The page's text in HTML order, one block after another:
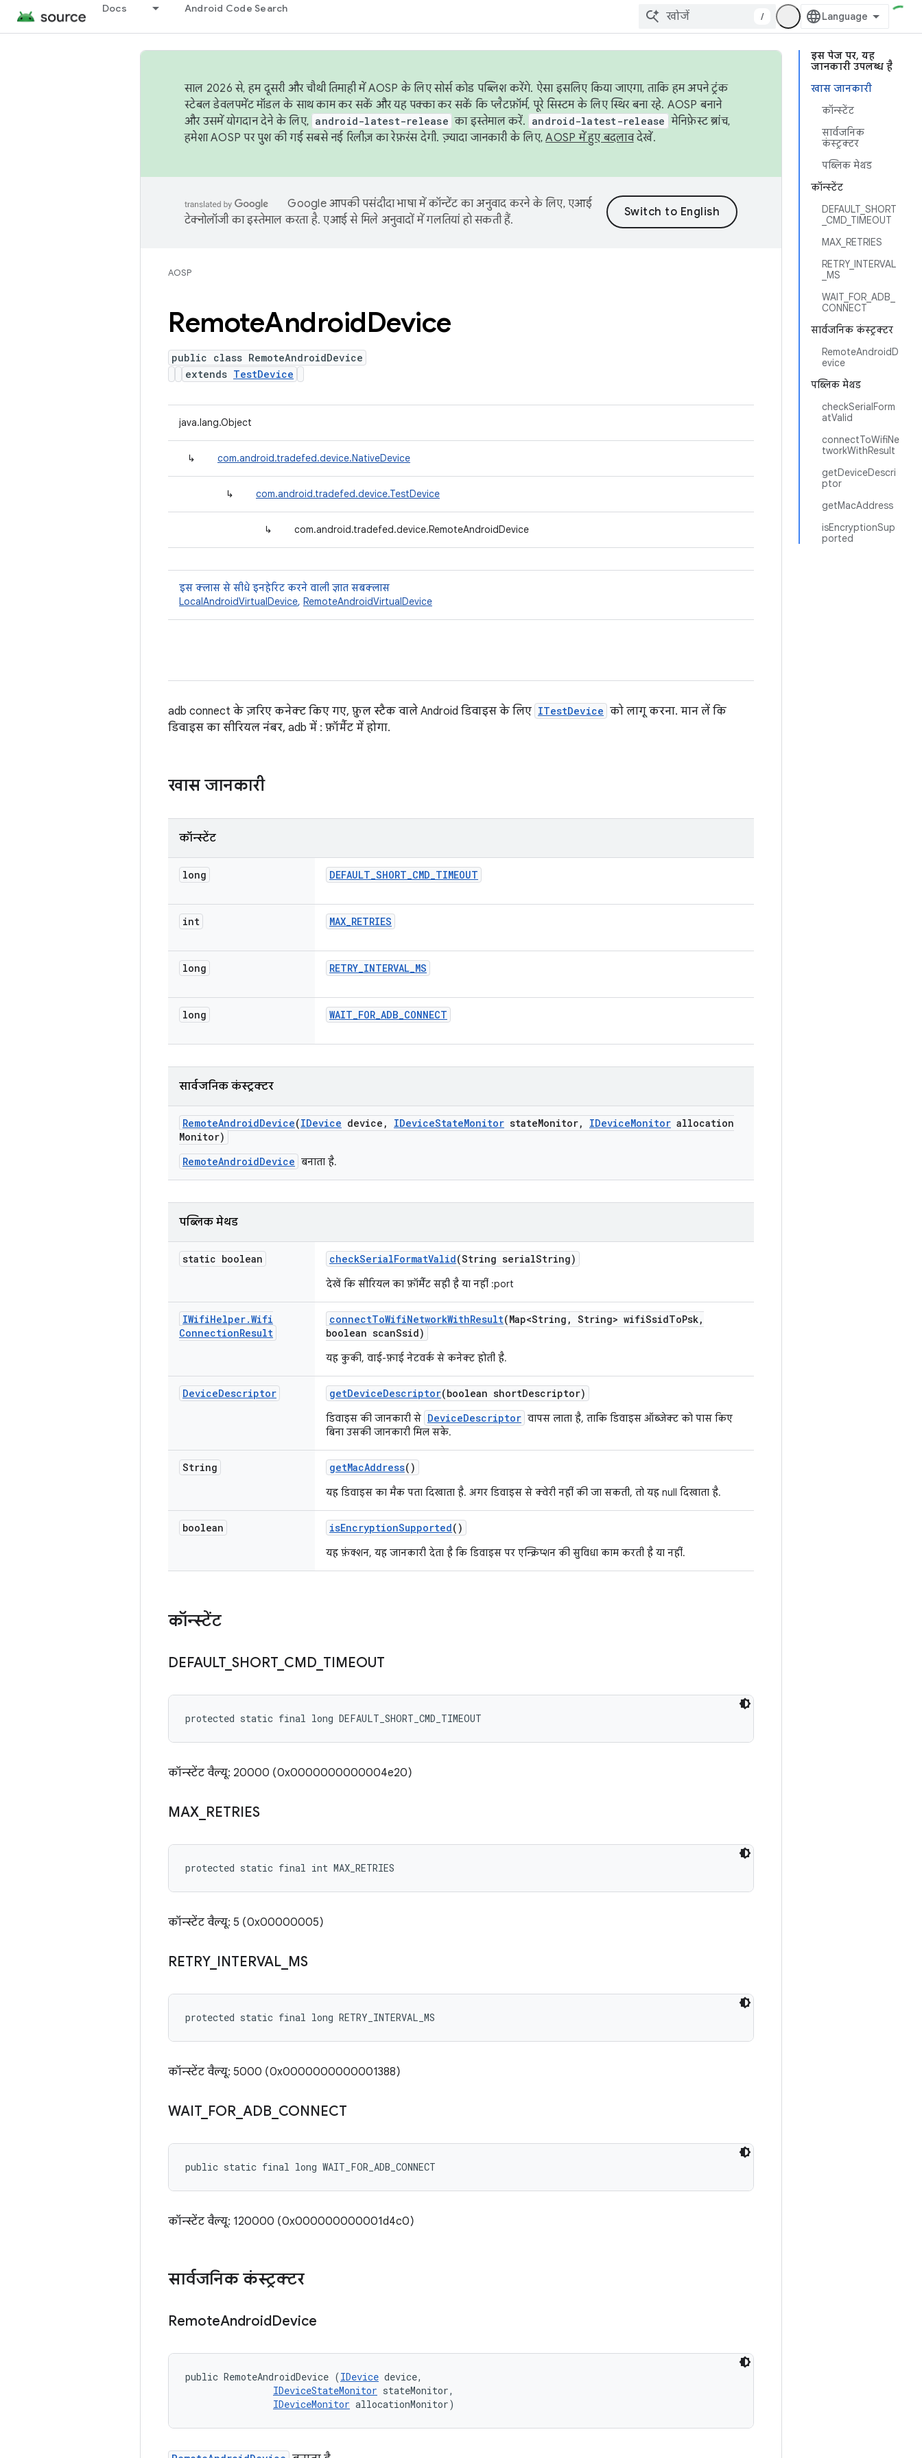
Docs Android Code Search
/
इस पेज पर, यह
जानकारी उपलब्ध है
खास जानकारी
कॉन्स्टेंट
सार्वजनिक
कंस्ट्रक्टर
पब्लिक मेथड
कॉन्स्टेंट
DEFAULT_SHORT
_CMD_TIMEOUT
MAX_RETRIES
RETRY_INTERVAL
_MS
WAIT_FOR_ADB_
CONNECT
सार्वजनिक कंस्ट्रक्टर
RemoteAndroidD
evice
पब्लिक मेथड
checkSerialForm
atValid
connectToWifiNe
tworkWithResult
getDeviceDescri
ptor
getMacAddress
isEncryptionSup
ported
साल 2026 से, हम दूसरी और चौथी तिमाही में AOSP के लिए सोर्स कोड पब्लिश करेंगे. ऐसा इसलिए किया जाएगा, ताकि हम अपने ट्रंक
स्टेबल डेवलपमेंट मॉडल के साथ काम कर सकें और यह पक्का कर सकें कि प्लैटफ़ॉर्म, पूरे सिस्टम के लिए स्थिर बना रहे. AOSP बनाने
और उसमें योगदान देने के लिए, android-latest-release का इस्तेमाल करें. android-latest-release मेनिफ़ेस्ट ब्रांच,
हमेशा AOSP पर पुश की गई सबसे नई रिलीज़ का रेफ़रंस देगी. ज़्यादा जानकारी के लिए,AOSP में हुए बदलावदेखें.
Google आपकी पसंदीदा भाषा में कॉन्टेंट का अनुवाद करने के लिए, एआई
टेक्नोलॉजी का इस्तेमाल करता है. एआई से मिले अनुवादों में गलतियां हो सकती हैं.
AOSP
RemoteAndroidDevice
public class RemoteAndroidDevice
extends TestDevice
java.lang.Object
↳ com.android.tradefed.device.NativeDevice
↳ com.android.tradefed.device.TestDevice
↳ com.android.tradefed.device.RemoteAndroidDevice
इस क्लास से सीधे इनहेरिट करने वाली ज्ञात सबक्लास
LocalAndroidVirtualDevice, RemoteAndroidVirtualDevice
adb connect के ज़रिए कनेक्ट किए गए, फ़ुल स्टैक वाले Android डिवाइस के लिए ITestDevice को लागू करना. मान लें कि
डिवाइस का सीरियल नंबर, adb में : फ़ॉर्मैट में होगा.
खास जानकारी
कॉन्स्टेंट
long DEFAULT_SHORT_CMD_TIMEOUT
int MAX_RETRIES
long RETRY_INTERVAL_MS
long WAIT_FOR_ADB_CONNECT
सार्वजनिक कंस्ट्रक्टर
RemoteAndroidDevice(IDevice device , IDeviceStateMonitor stateMonitor, IDeviceMonitor allocation
Monitor)
RemoteAndroidDevice बनाता है.
पब्लिक मेथड
static boolean checkSerialFormatValid(String serialString)
देखें कि सीरियल का फ़ॉर्मैट सही है या नहीं :port
IWifiHelper.Wifi
ConnectionResult
connectToWifiNetworkWithResult(Map<String , String> wifiSsidToPsk,
boolean scanSsid)
यह कुकी, वाई-फ़ाई नेटवर्क से कनेक्ट होती है.
DeviceDescriptor getDeviceDescriptor(boolean shortDescriptor)
डिवाइस की जानकारी से DeviceDescriptor वापस लाता है, ताकि डिवाइस ऑब्जेक्ट को पास किए
बिना उसकी जानकारी मिल सके.
String getMacAddress()
यह डिवाइस का मैक पता दिखाता है. अगर डिवाइस से क्वेरी नहीं की जा सकती, तो यह null दिखाता है.
boolean isEncryptionSupported()
यह फ़ंक्शन, यह जानकारी देता है कि डिवाइस पर एन्क्रिप्शन की सुविधा काम करती है या नहीं.
कॉन्स्टेंट
DEFAULT_ SHORT_ CMD TIMEOUT
protected static final long DEFAULT_SHORT_CMD_TIMEOUT
कॉन्स्टेंट वैल्यू: 20000 (0x0000000000004e20)
MAX RETRIES
protected static final int MAX_RETRIES
कॉन्स्टेंट वैल्यू: 5 (0x00000005)
RETRY_ INTERVAL MS
protected static final long RETRY_INTERVAL_MS
कॉन्स्टेंट वैल्यू: 5000 (0x0000000000001388)
WAIT_ FOR ADB CONNECT
public static final long WAIT_FOR_ADB_CONNECT
कॉन्स्टेंट वैल्यू: 120000 (0x000000000001d4c0)
सार्वजनिक कंस्ट्रक्टर
RemoteAndroidDevice
public RemoteAndroidDevice (IDevice device,
IDeviceStateMonitor stateMonitor,
IDeviceMonitor allocationMonitor)